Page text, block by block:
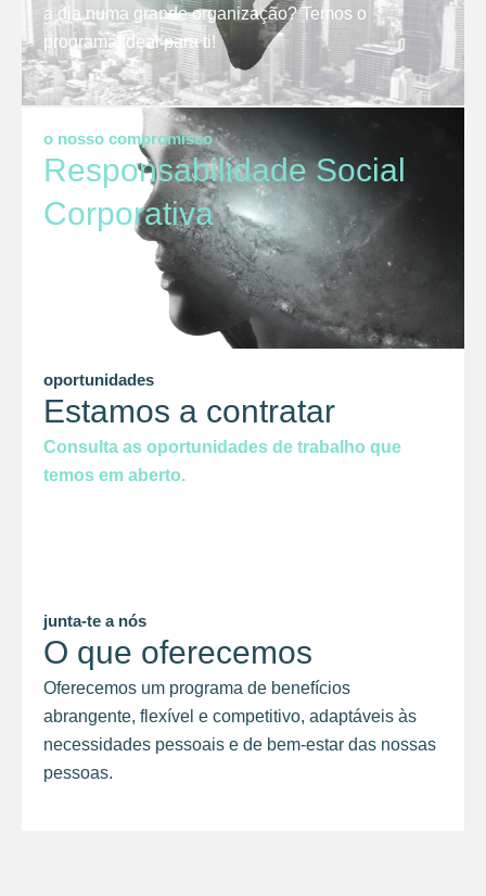
a dia numa grande organização? Temos o
programa ideal para ti!
o nosso compromisso
Responsabilidade Social
Corporativa
oportunidades
Estamos a contratar
Consulta as oportunidades de trabalho que
temos em aberto.
junta-te a nós
O que oferecemos
Oferecemos um programa de benefícios
abrangente, flexível e competitivo, adaptáveis às
necessidades pessoais e de bem-estar das nossas
pessoas.